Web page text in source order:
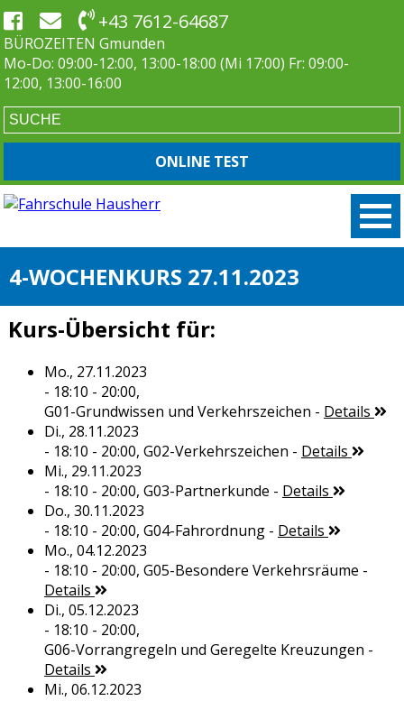
+43 7612-64687
BÜROZEITEN Gmunden
Mo-Do: 09:00-12:00, 13:00-18:00 (Mi 17:00) Fr: 09:00-
12:00, 13:00-16:00
ONLINE TEST
4-WOCHENKURS 27.11.2023
Kurs-Übersicht für:
Mo., 27.11.2023
- 18:10 - 20:00,
G01-Grundwissen und Verkehrszeichen - Details
Di., 28.11.2023
- 18:10 - 20:00, G02-Verkehrszeichen - Details
Mi., 29.11.2023
- 18:10 - 20:00, G03-Partnerkunde - Details
Do., 30.11.2023
- 18:10 - 20:00, G04-Fahrordnung- Details
Mo., 04.12.2023
- 18:10 - 20:00, G05-Besondere Verkehrsräume -
Details
Di., 05.12.2023
- 18:10 - 20:00,
G06-Vorrangregeln und Geregelte Kreuzungen -
Details
Mi., 06.12.2023